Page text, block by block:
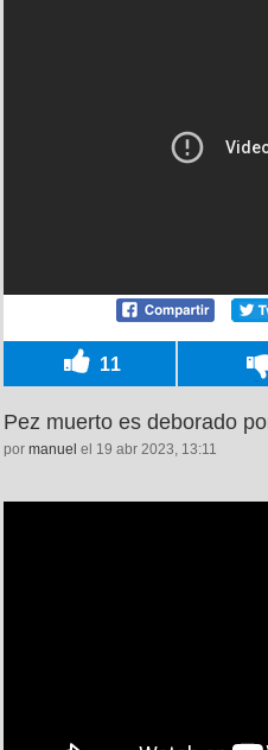
11
Pez muerto es deborado
por manuel el 19 abr 2023, 13:11